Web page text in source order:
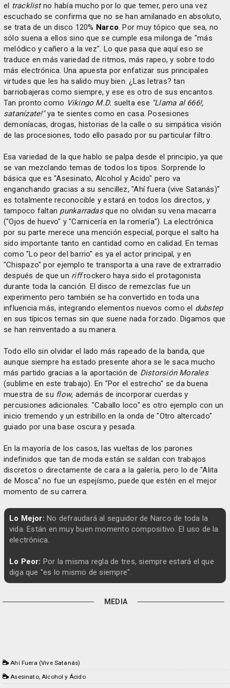
el tracklistno había mucho por lo que temer, pero una vez
escuchado se confirma que no se han amilanado en absoluto,
se trata de un disco 120% Narco. Por muy tópico que sea, no
sólo suena a ellos sino que se cumple esa milonga de "más
melódico y cañero a la vez". Lo que pasa que aquí eso se
traduce en más variedad de ritmos, más rapeo, y sobre todo
más electrónica. Una apuesta por enfatizar sus principales
virtudes que les ha salido muy bien. ¿Las letras? tan
barriobajeras como siempre, y ese es otro de sus encantos.
Tan pronto como Vikingo M.D. suelta ese "Llama al 666!,
satanízate!"ya te sientes como en casa. Posesiones
demoníacas, drogas, historias de la calle o su simpática visión
de las procesiones, todo ello pasado por su particular filtro.
Esa variedad de la que hablo se palpa desde el principio, ya que
se van mezclando temas de todos los tipos. Sorprende lo
básica que es "Asesinato, Alcohol y Acido" pero va
enganchando gracias a su sencillez, "Ahí fuera (vive Satanás)"
es totalmente reconocible y estará en todos los directos, y
tampoco faltan punkarradasque no olvidan su vena macarra
("Ojos de huevo" y "Carnicería en la romería"). La electrónica
por su parte merece una mención especial, porque el salto ha
sido importante tanto en cantidad como en calidad. En temas
como "Lo peor del barrio" es ya el actor principal, y en
"Chispazo" por ejemplo te transporta a una rave de extrarradio
después de que un riffrockero haya sido el protagonista
durante toda la canción. El disco de remezclas fue un
experimento pero también se ha convertido en toda una
influencia más, integrando elementos nuevos como el dubstep
en sus típicos temas sin que suene nada forzado. Digamos que
se han reinventado a su manera.
Todo ello sin olvidar el lado más rapeado de la banda, que
aunque siempre ha estado presente ahora se le saca mucho
más partido gracias a la aportación de Distorsión Morales
(sublime en este trabajo). En "Por el estrecho" se da buena
muestra de su flow, además de incorporar cuerdas y
percusiones adicionales. "Caballo loco" es otro ejemplo con un
inicio tremendo y un estribillo en la onda de "Otro altercado"
guiado por una base oscura y pesada.
En la mayoría de los casos, las vueltas de los parones
indefinidos que tan de moda están se saldan con trabajos
discretos o directamente de cara a la galería, pero lo de "Alita
de Mosca" no fue un espejísmo, puede que estén en el mejor
momento de su carrera.
Lo Mejor: No defraudará al seguidor de Narco de toda la
vida. Están en muy buen momento compositivo. El uso de la
electrónica.
Lo Peor: Por la misma regla de tres, siempre estará el que
diga que "es lo mismo de siempre".
MEDIA
Ahí Fuera (Vive Satanás)
Asesinato, Alcohol y Ácido